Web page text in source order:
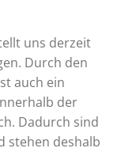
uns derzeit
Durch den
auch ein
der
Dadurch sind
stehen deshalb